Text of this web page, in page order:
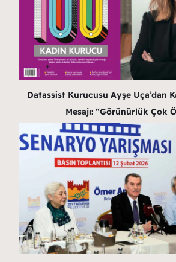
Datassist Kurucusu Ayşe Uça’dan
Mesajı: “Görünürlük Çok